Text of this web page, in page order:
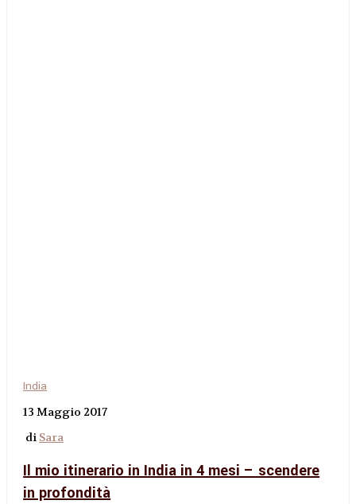
India
13 Maggio 2017
di Sara
Il mio itinerario in India in 4 mesi – scendere
in profondità